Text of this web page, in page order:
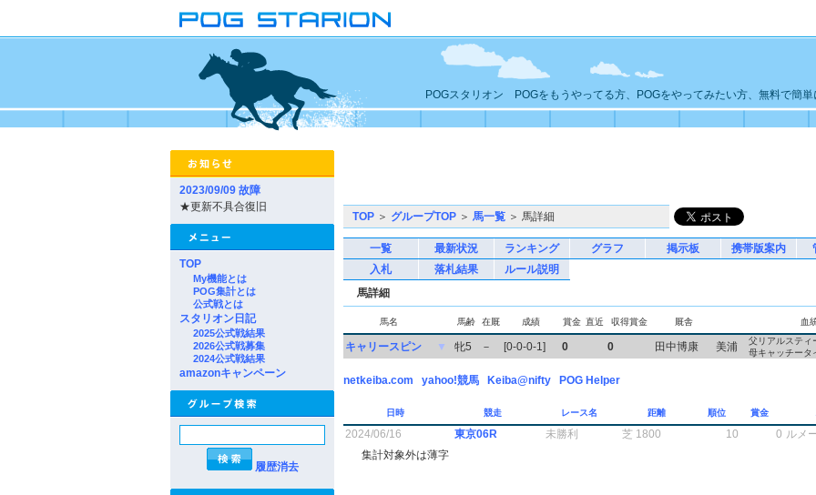
POGスタリオン POGをもうやってる方、POGをやってみたい方、無料で簡単
2023/09/09 故障
★更新不具合復旧
TOP
My機能とは
POG集計とは
公式戦とは
スタリオン日記
2025公式戦結果
2026公式戦募集
2024公式戦結果
amazonキャンペーン
履歴消去
TOP ＞ グループTOP ＞ 馬一覧 ＞ 馬詳細
一覧 最新状況 ランキング グラフ 掲示板 携帯版案内
入札
落札結果
ルール説明
馬詳細
馬名 馬齢 在厩 成績 賞金 直近 収得賞金 厩舎 血
キャリースピン ▼ 牝5 － [0-0-0-1] 0 0 田中博康 美浦
父リアルスティ
母キャッチータ
netkeiba.com yahoo!競馬 Keiba@nifty POG Helper
日時 競走 レース名 距離 順位 賞金
2024/06/16 東京06R 未勝利 芝 1800 10 0 ルメ
集計対象外は薄字